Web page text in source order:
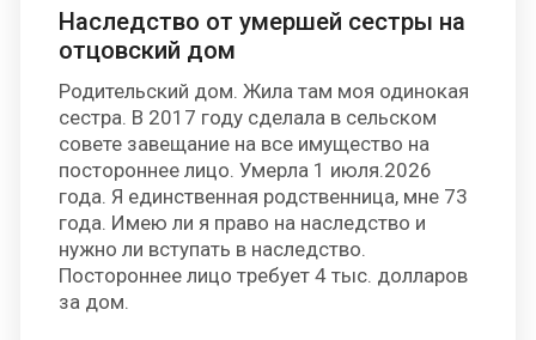
Наследство от умершей сестры на
отцовский дом
Родительский дом. Жила там моя одинокая
сестра. В 2017 году сделала в сельском
совете завещание на все имущество на
постороннее лицо. Умерла 1 июля.2026
года. Я единственная родственница, мне 73
года. Имею ли я право на наследство и
нужно ли вступать в наследство.
Постороннее лицо требует 4 тыс. долларов
за дом.